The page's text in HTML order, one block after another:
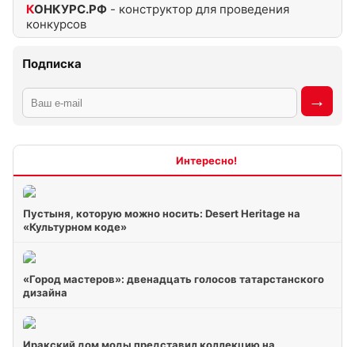
КОНКУРС.РФ - конструктор для проведения
конкурсов
Подписка
Пустыня, которую можно носить: Desert Heritage на
«Культурном коде»
«Город мастеров»: двенадцать голосов татарстанского
дизайна